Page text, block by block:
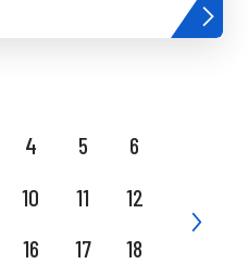
4 5
6
10 11
12
16 17
18